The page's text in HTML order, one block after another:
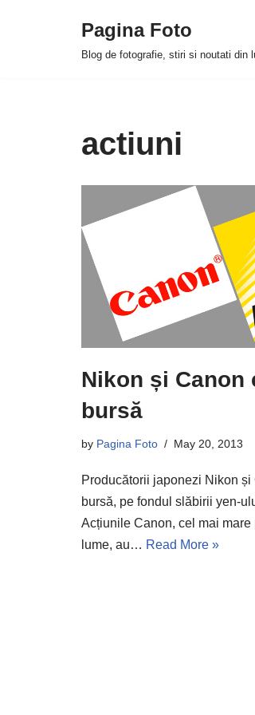
Pagina Foto
Blog de fotografie, stiri si noutati din
actiuni
Nikon și Canon
bursă
by Pagina Foto May 20, 2013
Producătorii japonezi Nikon și
bursă, pe fondul slăbirii yen-
Acțiunile Canon, cel mai mare
lume, au… Read More »